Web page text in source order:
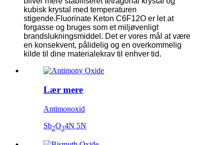
kubisk krystal med temperaturen
stigende.Fluorinate Keton C6F12O er let at
forgasse og bruges som et miljøvenligt
brandslukningsmiddel. Det er vores mål at være
en konsekvent, pålidelig og en overkommelig
kilde til dine materialekrav til enhver tid.
Lær mere
Antimonoxid
Sb2O34N 5N